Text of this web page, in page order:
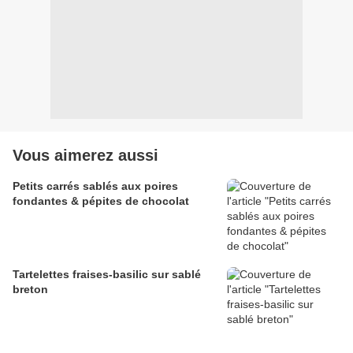
Vous aimerez aussi
Petits carrés sablés aux poires
fondantes & pépites de chocolat
Tartelettes fraises-basilic sur sablé
breton